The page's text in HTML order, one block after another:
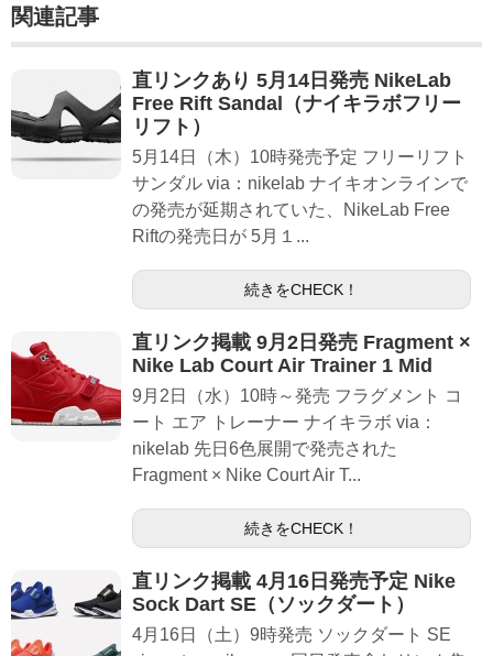
関連記事
直リンクあり 5月14日発売 NikeLab
Free Rift Sandal（ナイキラボフリー
リフト）
5月14日（木）10時発売予定 フリーリフト
サンダル via：nikelab ナイキオンラインで
の発売が延期されていた、NikeLab Free
Riftの発売日が 5月１...
続きをCHECK！
直リンク掲載 9月2日発売 Fragment ×
Nike Lab Court Air Trainer 1 Mid
9月2日（水）10時～発売 フラグメント コ
ート エア トレーナー ナイキラボ via：
nikelab 先日6色展開で発売された
Fragment × Nike Court Air T...
続きをCHECK！
直リンク掲載 4月16日発売予定 Nike
Sock Dart SE（ソックダート）
4月16日（土）9時発売 ソックダート SE